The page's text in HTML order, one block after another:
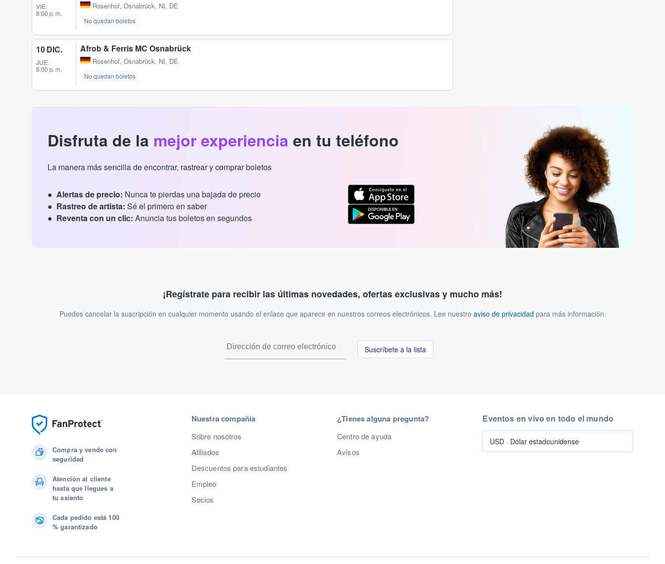
VIE.
8:00 p. m.
Rosenhof, Osnabrück, NI, DE
No quedan boletos
10 DIC.
JUE.
8:00 p. m.
Afrob & Ferris MC Osnabrück
Rosenhof, Osnabrück, NI, DE
No quedan boletos
Disfruta de la mejor experiencia en tu teléfono
La manera más sencilla de encontrar, rastrear y comprar boletos
Alertas de precio: Nunca te pierdas una bajada de precio
Rastreo de artista: Sé el primero en saber
Reventa con un clic: Anuncia tus boletos en segundos
¡Regístrate para recibir las últimas novedades, ofertas exclusivas y mucho más!
Puedes cancelar la suscripción en cualquier momento usando el enlace que aparece en nuestros correos electrónicos. Lee nuestro aviso de privacidad para más información.
Suscríbete a la lista
Compra y vende con
seguridad
Atención al cliente
hasta que llegues a
tu asiento
Cada pedido está 100
% garantizado
Nuestra compañía
Sobre nosotros
Afiliados
Descuentos para estudiantes
Empleo
Socios
¿Tienes alguna pregunta?
Centro de ayuda
Avisos
Eventos en vivo en todo el mundo
USD · Dólar estadounidense